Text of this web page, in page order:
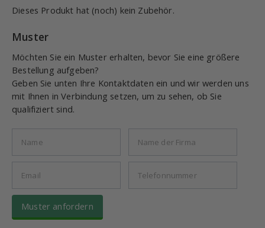
Dieses Produkt hat (noch) kein Zubehör.
Muster
Möchten Sie ein Muster erhalten, bevor Sie eine größere
Bestellung aufgeben?
Geben Sie unten Ihre Kontaktdaten ein und wir werden uns
mit Ihnen in Verbindung setzen, um zu sehen, ob Sie
qualifiziert sind.
Muster anfordern